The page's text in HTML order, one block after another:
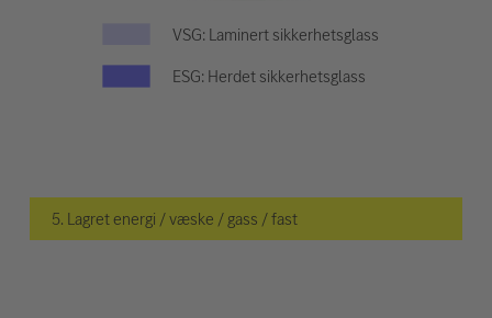
VSG: Laminert sikkerhetsglass
ESG: Herdet sikkerhetsglass
5. Lagret energi / væske / gass / fast